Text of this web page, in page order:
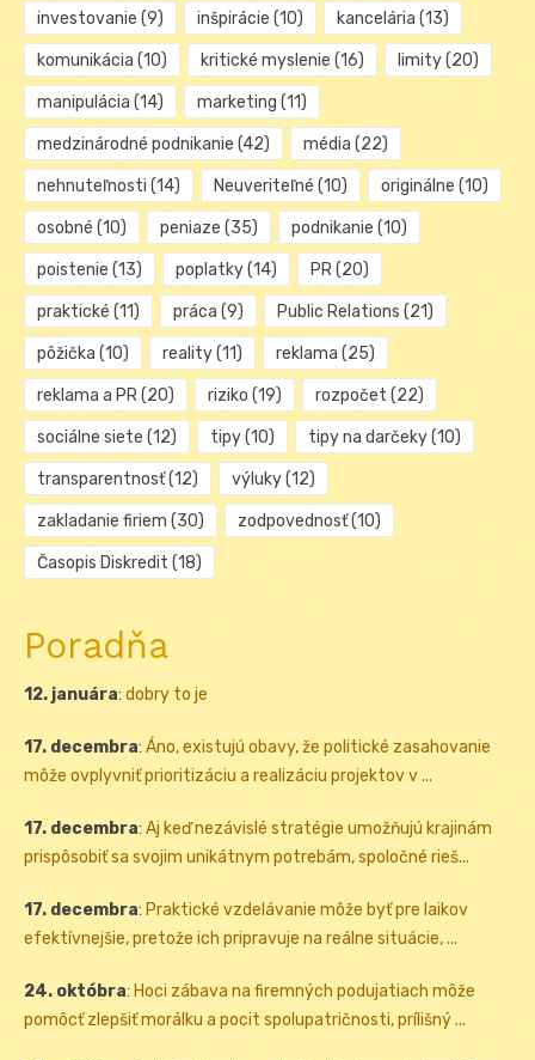
investovanie (9) inšpirácie (10) kancelária (13)
komunikácia (10) kritické myslenie (16) limity(20)
manipulácia (14) marketing (11)
medzinárodné podnikanie (42) média (22)
nehnuteľnosti (14) Neuveriteľné (10) originálne (10)
osobné (10) peniaze (35) podnikanie (10)
poistenie (13) poplatky(14) PR(20)
praktické (11) práca (9) Public Relations (21)
pôžička (10) reality(11) reklama (25)
reklama a PR(20) riziko (19) rozpočet (22)
sociálne siete (12) tipy(10) tipy na darčeky(10)
transparentnosť(12) výluky(12)
zakladanie firiem (30) zodpovednosť(10)
Časopis Diskredit (18)
Poradňa
12. januára: dobry to je
17. decembra: Áno, existujú obavy, že politické zasahovanie
môže ovplyvniť prioritizáciu a realizáciu projektov v ...
17. decembra: Aj keď nezávislé stratégie umožňujú krajinám
prispôsobiť sa svojim unikátnym potrebám, spoločné rieš...
17. decembra: Praktické vzdelávanie môže byť pre laikov
efektívnejšie, pretože ich pripravuje na reálne situácie, ...
24. októbra: Hoci zábava na firemných podujatiach môže
pomôcť zlepšiť morálku a pocit spolupatričnosti, prílišný ...